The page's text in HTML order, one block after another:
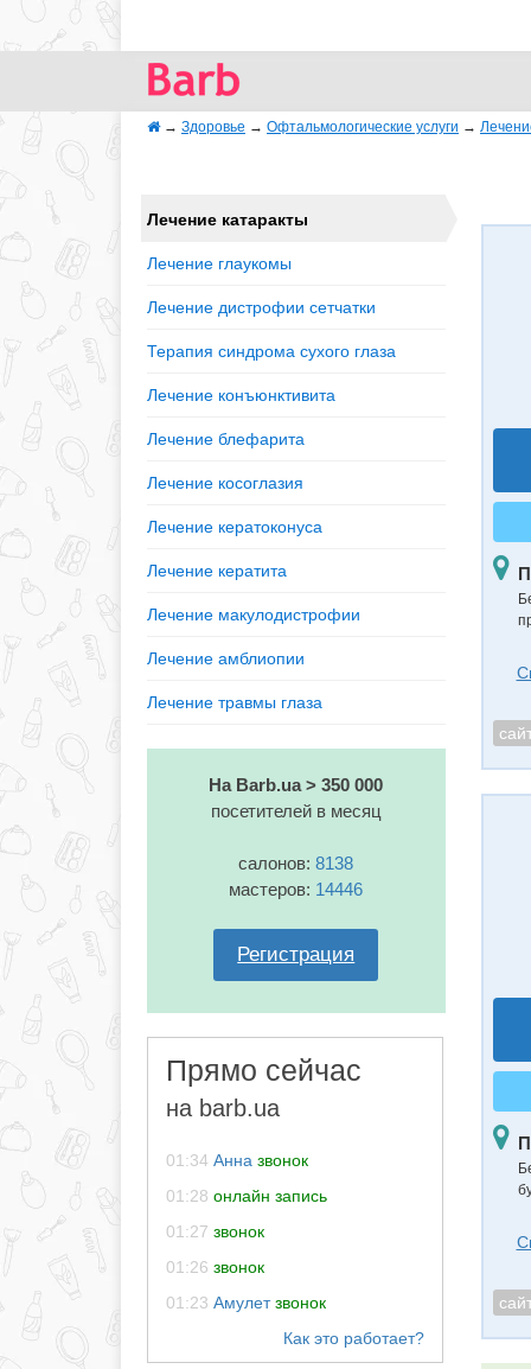
→ Здоровье → Офтальмологические услуги →
Лечение катаракты
Лечение глаукомы
Лечение дистрофии сетчатки
Терапия синдрома сухого глаза
Лечение конъюнктивита
Лечение блефарита
Лечение косоглазия
Лечение кератоконуса
Лечение кератита
Лечение макулодистрофии
Лечение амблиопии
Лечение травмы глаза
На Barb.ua > 350 000
посетителей в месяц
салонов:8138
мастеров: 14446
Регистрация
Прямо сейчас
на barb.ua
01:34 Анна звонок
01:28 онлайн запись
01:27 звонок
01:26 звонок
01:23 Амулет звонок